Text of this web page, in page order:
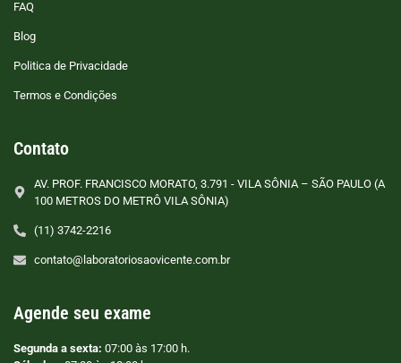
FAQ
Blog
Politica de Privacidade
Termos e Condições
Contato
AV. PROF. FRANCISCO MORATO, 3.791 - VILA SÔNIA – SÃO PAULO (A
100 METROS DO METRÔ VILA SÔNIA)
(11) 3742-2216
contato@laboratoriosaovicente.com.br
Agende seu exame
Segunda a sexta: 07:00 às 17:00 h.